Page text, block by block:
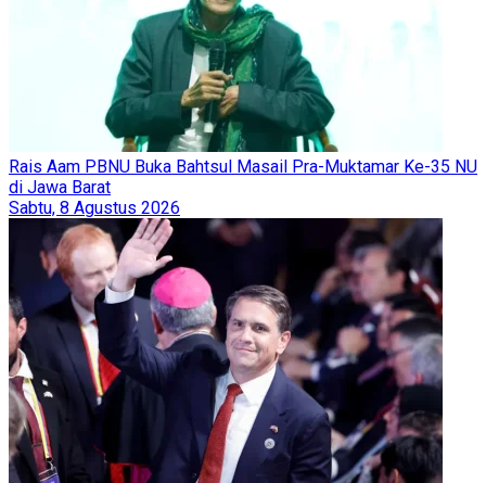
Rais Aam PBNU Buka Bahtsul Masail Pra-Muktamar Ke-35 NU
di Jawa Barat
Sabtu, 8 Agustus 2026